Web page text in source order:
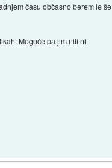
času občasno berem le še
Mogoče pa jim niti ni